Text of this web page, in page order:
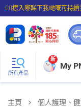
☝🏼㩒入嚟睇下我哋嘅可持續
⭐購物滿$399即享免費送
所有產品
新
My
主頁 個人護理、